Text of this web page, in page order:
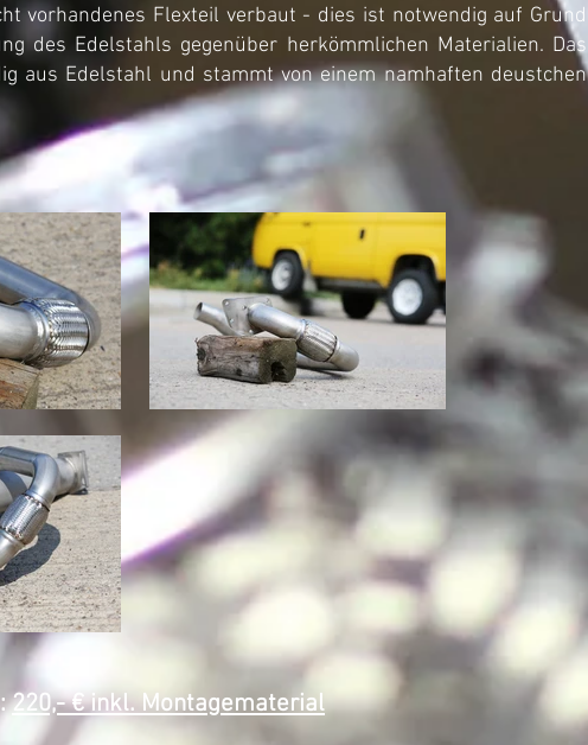
vorhandenes Flexteil verbaut - dies ist notwendig auf Grund
des Edelstahls gegenüber herkömmlichen Materialien. Das
aus Edelstahl und stammt von einem namhaften deustchen
220,- € inkl. Montagematerial